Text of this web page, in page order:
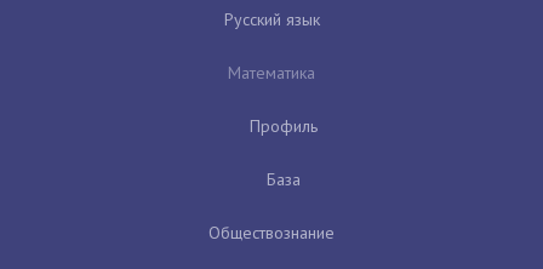
Русский язык
Математика
Профиль
База
Обществознание